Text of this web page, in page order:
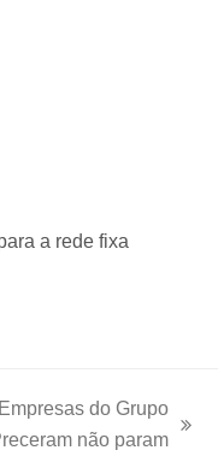
a rede fixa
Empresas do Grupo
não param